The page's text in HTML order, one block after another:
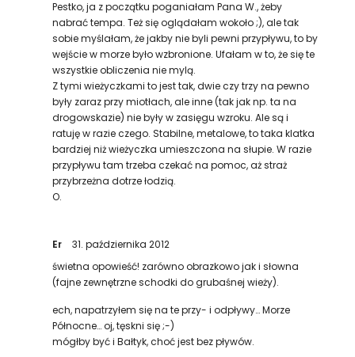
Pestko, ja z początku poganiałam Pana W., żeby
nabrać tempa. Też się oglądałam wokoło ;), ale tak
sobie myślałam, że jakby nie byli pewni przypływu, to by
wejście w morze było wzbronione. Ufałam w to, że się te
wszystkie obliczenia nie mylą.
Z tymi wieżyczkami to jest tak, dwie czy trzy na pewno
były zaraz przy miotłach, ale inne (tak jak np. ta na
drogowskazie) nie były w zasięgu wzroku. Ale są i
ratuję w razie czego. Stabilne, metalowe, to taka klatka
bardziej niż wieżyczka umieszczona na słupie. W razie
przypływu tam trzeba czekać na pomoc, aż straż
przybrzeżna dotrze łodzią.
O.
Er
31. października 2012
świetna opowieść! zarówno obrazkowo jak i słowna
(fajne zewnętrzne schodki do grubaśnej wieży).
ech, napatrzyłem się na te przy- i odpływy… Morze
Północne… oj, tęskni się ;-)
mógłby być i Bałtyk, choć jest bez pływów.